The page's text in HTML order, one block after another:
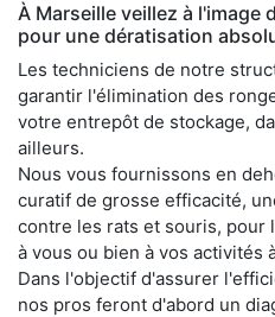
À Marseille veillez à
pour une dératisation
Les techniciens de notre
garantir l'élimination des
votre entrepôt de stockage,
ailleurs.
Nous vous fournissons en
curatif de grosse efficacité,
contre les rats et souris, pour
à vous ou bien à vos activités
Dans l'objectif d'assurer
nos pros feront d'abord un